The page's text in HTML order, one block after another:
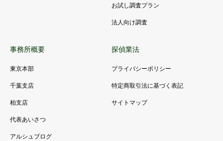
お試し調査プラン
法人向け調査
事務所概要
東京本部
千葉支店
柏支店
代表あいさつ
アルシュブログ
探偵業法
プライバシーポリシー
特定商取引法に基づく表記
サイトマップ